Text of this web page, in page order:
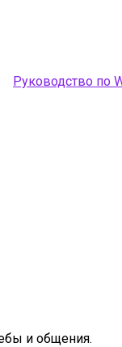
Руководство по
и общения.